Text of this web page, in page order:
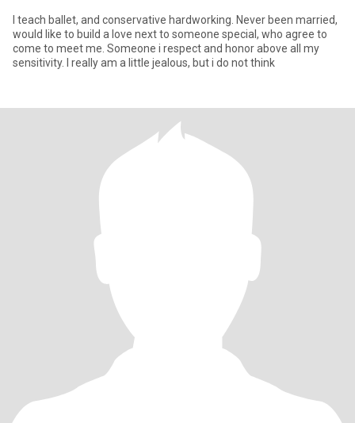
I teach ballet, and conservative hardworking. Never been married,
would like to build a love next to someone special, who agree to
come to meet me. Someone i respect and honor above all my
sensitivity. I really am a little jealous, but i do not think